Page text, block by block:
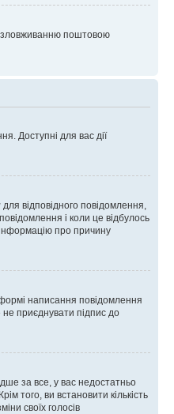
зловживанню поштовою
Доступні для вас дії
для відповідного повідомлення,
і коли це відбулось
про причину
написання повідомлення
приєднувати підпис до
за все, у вас недостатньо
того, ви встановити кількість
своїх голосів